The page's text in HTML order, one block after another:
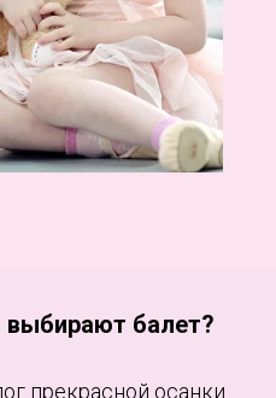
балет?
прекрасной осанки.